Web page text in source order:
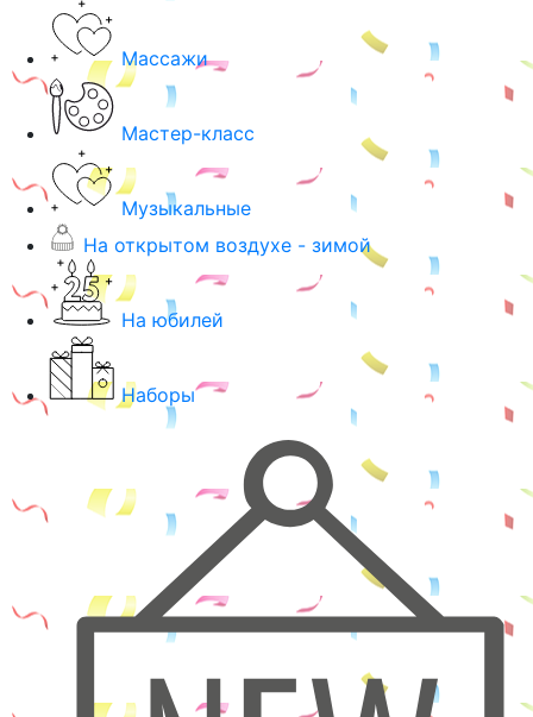
Массажи
Мастер-класс
Музыкальные
На открытом воздухе - зимой
На юбилей
Наборы